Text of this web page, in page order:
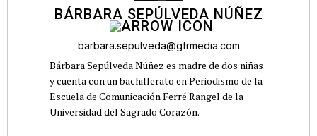
BÁRBARA SEPÚLVEDA NÚÑEZ
barbara.sepulveda@gfrmedia.com
Bárbara Sepúlveda Núñez es madre de dos niñas
y cuenta con un bachillerato en Periodismo de la
Escuela de Comunicación Ferré Rangel de la
Universidad del Sagrado Corazón.